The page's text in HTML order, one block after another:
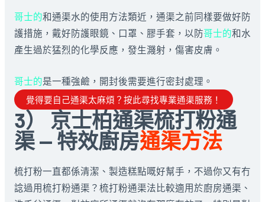
哥士的和通渠水的使用方法類近，通渠之前同樣要做好防
護措施，戴好防護眼鏡、口罩、膠手套，以防哥士的和水
產生過於猛烈的化學反應，發生濺射，傷害皮膚。
哥士的是一種強鹼，開封後需要進行密封處理。
覺得要自己通渠太麻煩？按此尋找專業通渠服務！
3） 京士柏通渠梳打粉通
渠 — 特效廚房通渠方法
梳打粉一直都係清潔、製造糕點嘅好幫手，不過你又有冇
諗過用梳打粉通渠？梳打粉通渠法比較適用於廚房通渠、